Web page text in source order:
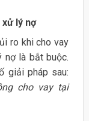
lý nợ
ro khi cho vay
nợ là bắt buộc.
giải pháp sau:
cho vay tại